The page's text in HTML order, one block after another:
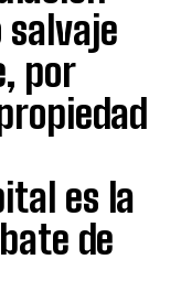
por
es la
de